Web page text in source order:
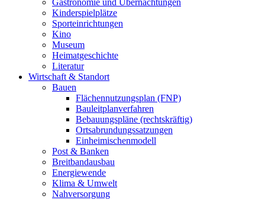
Gastronomie und Übernachtungen
Kinderspielplätze
Sporteinrichtungen
Kino
Museum
Heimatgeschichte
Literatur
Wirtschaft & Standort
Bauen
Flächennutzungsplan (FNP)
Bauleitplanverfahren
Bebauungspläne (rechtskräftig)
Ortsabrundungssatzungen
Einheimischenmodell
Post & Banken
Breitbandausbau
Energiewende
Klima & Umwelt
Nahversorgung